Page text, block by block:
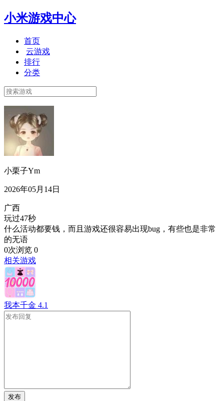
小米游戏中心
首页
云游戏
排行
分类
小栗子Ym
2026年05月14日
广西
玩过47秒
什么活动都要钱，而且游戏还很容易出现bug，有些也是非常
的无语
0次浏览 0
相关游戏
我本千金 4.1
发布